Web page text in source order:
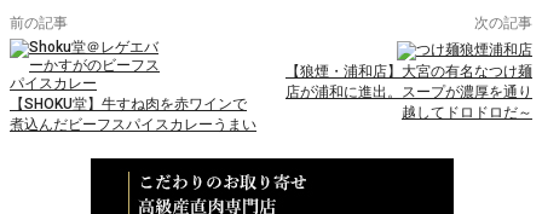
前の記事
【SHOKU堂】牛すね肉を赤ワインで
煮込んだビーフスパイスカレーうまい
次の記事
【狼煙・浦和店】大宮の有名なつけ麺
店が浦和に進出。スープが濃厚を通り
越してドロドロだ～